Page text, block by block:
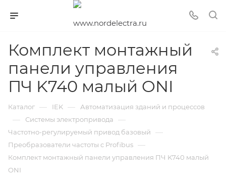
Комплект монтажный
панели управления
ПЧ K740 малый ONI
Каталог — IEK — Автоматизация зданий и процессов
— Системы электропривода —
Частотно-регулируемый привод базовый —
Преобразователи частоты c Profibus —
Комплект монтажный панели управления ПЧ K740 малый
ONI